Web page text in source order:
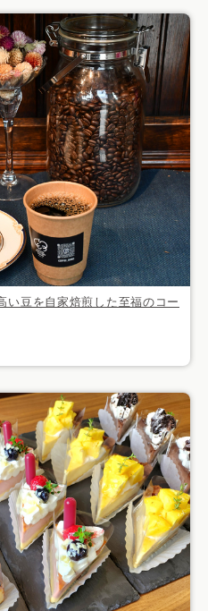
い豆を自家焙煎した至福のコー